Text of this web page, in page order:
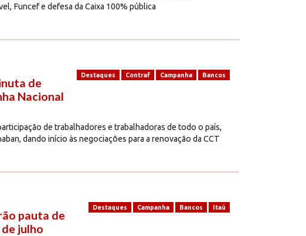
Funcef e defesa da Caixa 100% pública
Destaques Contraf Campanha Bancos
de
Nacional
de trabalhadores e trabalhadoras de todo o país,
dando início às negociações para a renovação da CCT
Destaques Campanha Bancos Itaú
pauta de
julho